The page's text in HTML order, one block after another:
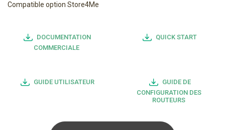
Compatible option Store4Me
DOCUMENTATION
COMMERCIALE
QUICK START
GUIDE UTILISATEUR
GUIDE DE
CONFIGURATION DES
ROUTEURS